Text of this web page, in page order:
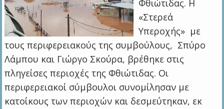
Φθιώτιδας. Η
«Στερεά
Υπεροχής» με
τους περιφερειακούς της συμβούλους, Σπύρο
Λάμπου και Γιώργο Σκούρα, βρέθηκε στις
πληγείσες περιοχές της Φθιώτιδας. Οι
περιφερειακοί σύμβουλοι συνομίλησαν με
κατοίκους των περιοχών και δεσμεύτηκαν, εκ